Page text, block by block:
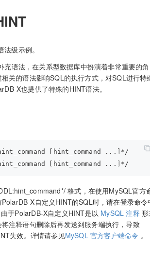
级示例。
充语法，在关系型数据库中扮演着非常重要的角
关的语法影响SQL的执行方式，对SQL进行特
X也提供了特殊的HINT语法。
[hint_command ...]*/
[hint_command ...]*/
格式，在使用MySQL官方
X自定义HINT的SQL时，请在登录命令
于PolarDB-X自定义HINT是以 MySQL 注释
注释语句删除后再发送到服务端执行，导致
失效。详情请参见MySQL 官方客户端命令 。